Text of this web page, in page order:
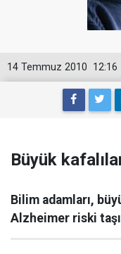
12:16
14 Temmuz 2010
Büyük
Bilim adamları,
Alzheimer riski